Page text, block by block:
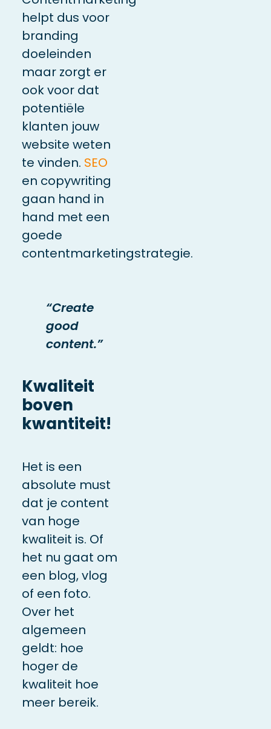
helpt dus voor
branding
doeleinden
maar zorgt er
ook voor dat
potentiële
klanten jouw
website weten
te vinden. SEO
en copywriting
gaan hand in
hand met een
goede
contentmarketingstrategie.
“Create
good
content.”
Kwaliteit
boven
kwantiteit!
Het is een
absolute must
dat je content
van hoge
kwaliteit is. Of
het nu gaat om
een blog, vlog
of een foto.
Over het
algemeen
geldt: hoe
hoger de
kwaliteit hoe
meer bereik.